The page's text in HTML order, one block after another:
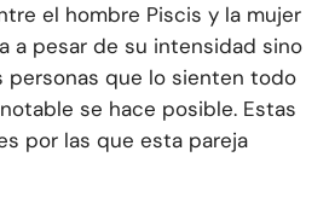
el hombre Piscis y la mujer
a pesar de su intensidad sino
personas que lo sienten todo
se hace posible. Estas
por las que esta pareja